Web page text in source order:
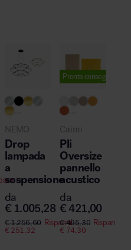
...
NEMO
Drop
lampada
a
sospensione
da
€ 1.005,28
€1.256,60 Risparmi
€251,32
Pronta consegna
Caimi
Pli
Oversize
pannello
acustico
da
€ 421,00
€495,30 Risparmi
€74,30